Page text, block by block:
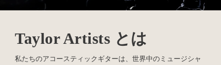
Taylor Artists とは
私たちのアコースティックギターは、世界中のミュージシャ